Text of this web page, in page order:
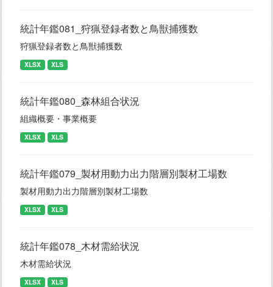
統計年鑑081_狩猟登録者数と鳥獣捕獲数
狩猟登録者数と鳥獣捕獲数
XLSX XLS
統計年鑑080_森林組合状況
組織概要・事業概要
XLSX XLS
統計年鑑079_製材用動力出力階層別製材工場数
製材用動力出力階層別製材工場数
XLSX XLS
統計年鑑078_木材需給状況
木材需給状況
XLSX XLS